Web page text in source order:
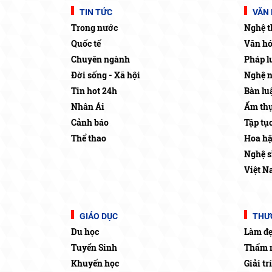
TIN TỨC
Trong nước
Quốc tế
Chuyên ngành
Đời sống - Xã hội
Tin hot 24h
Nhân Ái
Cảnh báo
Thể thao
VĂN
Nghệ
Văn
Pháp
Nghệ
Bàn
Ẩm
Tập
Hoa
Nghệ
Việt
GIÁO DỤC
Du học
Tuyển Sinh
Khuyến học
Làm
Thẩm
Giải trí